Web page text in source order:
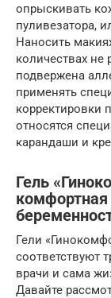
опрыскивать
пуливезатора,
Наносить
количествах не
подвержена
применять
корректировки
относятся
карандаши и
Гель
комфортная
Гели
соответствуют
врачи и сама
Давайте